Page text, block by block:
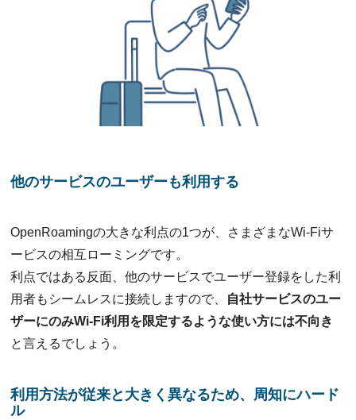
他のサービスのユーザーも利用する
OpenRoamingの大きな利点の1つが、さまざまなWi-Fiサ
ービスの相互ローミングです。
利点ではある反面、他のサービスでユーザー登録をした利
用者もシームレスに接続しますので、 自社サービスのユー
ザーにのみWi-Fi利用を限定するような使い方には不向き
と言えるでしょう。
利用方法が従来と大きく異なるため、周知にハード
ル